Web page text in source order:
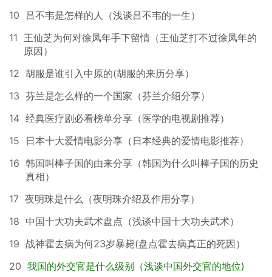
10
吕不韦是怎样的人（浅谈吕不韦的一生）
11 王仙芝为何对徐凤年手下留情（王仙芝打不过徐凤年的
原因）
12 胡服是谁引入中原的(胡服的来历分享）
13 芬兰是怎么样的一个国家（芬兰介绍分享）
14 经典医疗剧必看榜单分享（医学的电视剧推荐）
15
日本十大爱情电影分享（日本经典的爱情电影推荐）
16 韩国叫棒子国的由来分享（韩国为什么叫棒子国的历史
真相）
17 夜明珠是什么（夜明珠介绍及作用分享）
18 中国十大功夫武术盘点（浅谈中国十大功夫武术）
19 战神霍去病为何23岁暴毙(盘点霍去病真正的死因）
20 我国的外交官是什么级别（浅谈中国外交官的地位)